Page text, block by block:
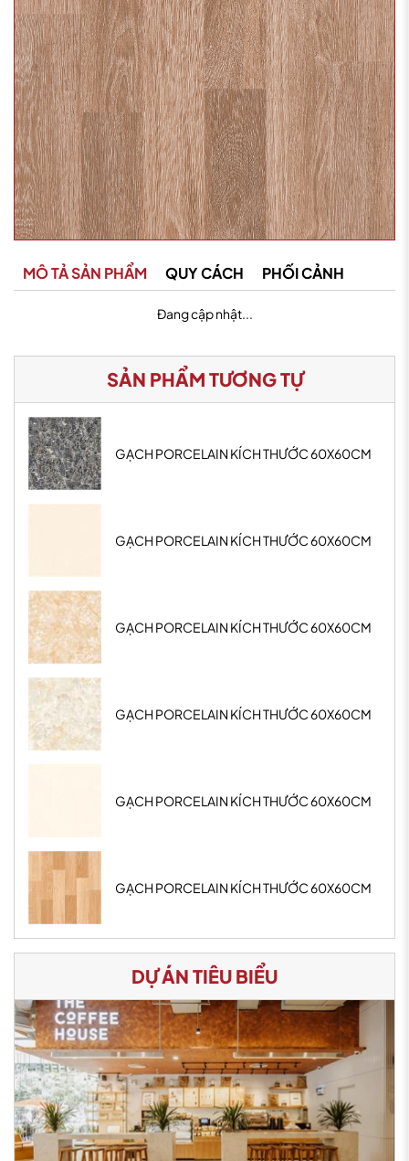
MÔ TẢ SẢN PHẨM QUY CÁCH PHỐI CẢNH
Đang cập nhật...
SẢN PHẨM TƯƠNG TỰ
GẠCH PORCELAIN KÍCH THƯỚC 60X60CM
GẠCH PORCELAIN KÍCH THƯỚC 60X60CM
GẠCH PORCELAIN KÍCH THƯỚC 60X60CM
GẠCH PORCELAIN KÍCH THƯỚC 60X60CM
GẠCH PORCELAIN KÍCH THƯỚC 60X60CM
GẠCH PORCELAIN KÍCH THƯỚC 60X60CM
DỰ ÁN TIÊU BIỂU